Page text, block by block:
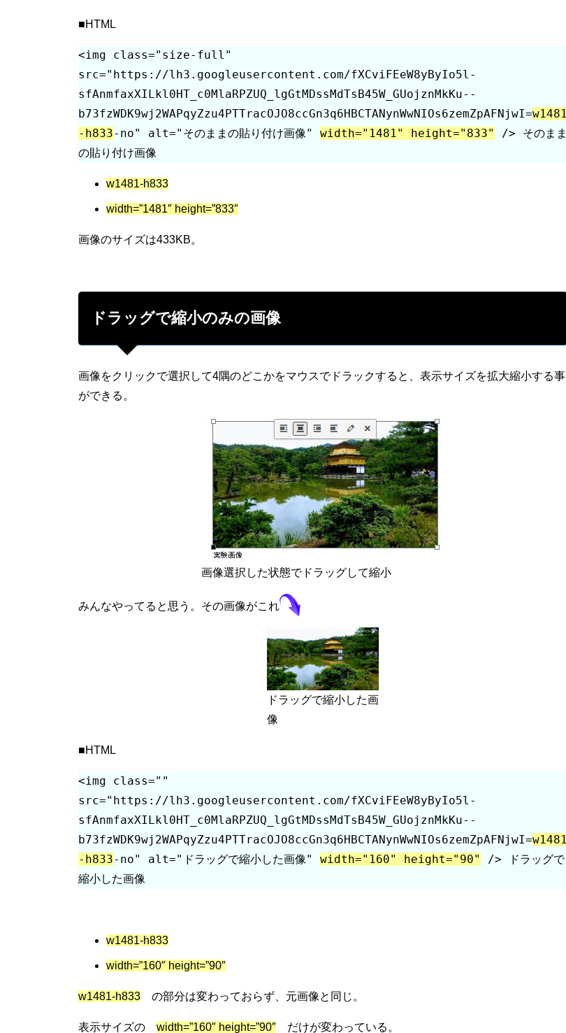
■HTML
<img class="size-full"
src="https://lh3.googleusercontent.com/fXCviFEeW8yByIo5l-
sfAnmfaxXILkl0HT_c0MlaRPZUQ_lgGtMDssMdTsB45W_GUojznMkKu--
b73fzWDK9wj2WAPqyZzu4PTTracOJO8ccGn3q6HBCTANynWwNIOs6zemZpAFNjwI=w1481
-h833-no" alt="そのままの貼り付け画像" width="1481" height="833"
/> そのまま
の貼り付け画像
w1481-h833
width=”1481″ height=”833″
画像のサイズは433KB。
ドラッグで縮小のみの画像
画像をクリックで選択して4隅のどこかをマウスでドラックすると、表示サイズを拡大縮小する事
ができる。
画像選択した状態でドラッグして縮小
みんなやってると思う。その画像がこれ
ドラッグで縮小した画
像
■HTML
<img class=""
src="https://lh3.googleusercontent.com/fXCviFEeW8yByIo5l-
sfAnmfaxXILkl0HT_c0MlaRPZUQ_lgGtMDssMdTsB45W_GUojznMkKu--
b73fzWDK9wj2WAPqyZzu4PTTracOJO8ccGn3q6HBCTANynWwNIOs6zemZpAFNjwI=w1481
-h833-no" alt="ドラッグで縮小した画像" width="160" height="90"
/> ドラッグで
縮小した画像
w1481-h833
width=”160″ height=”90″
w1481-h833 の部分は変わっておらず、元画像と同じ。
表示サイズの width=”160″ height=”90″ だけが変わっている。